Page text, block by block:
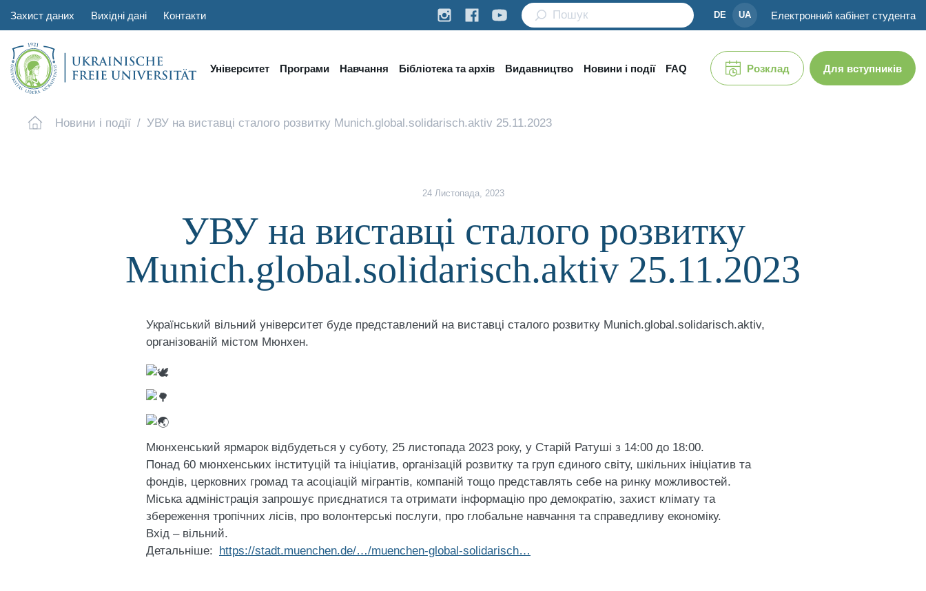
Захист даних Вихідні дані Контакти DE UA Електронний кабінет студента
Університет Програми Навчання Бібліотека та архів Видавництво Новини і події FAQ Розклад Для вступників
Новини і події УВУ на виставці сталого розвитку Munich.global.solidarisch.aktiv 25.11.2023
24 Листопада, 2023
УВУ на виставці сталого розвитку
Munich.global.solidarisch.aktiv 25.11.2023
Український вільний університет буде представлений на виставці сталого розвитку Munich.global.solidarisch.aktiv,
організованій містом Мюнхен.
Мюнхенський ярмарок відбудеться у суботу, 25 листопада 2023 року, у Старій Ратуші з 14:00 до 18:00.
Понад 60 мюнхенських інституцій та ініціатив, організацій розвитку та груп єдиного світу, шкільних ініціатив та
фондів, церковних громад та асоціацій мігрантів, компаній тощо представлять себе на ринку можливостей.
Міська адміністрація запрошує приєднатися та отримати інформацію про демократію, захист клімату та
збереження тропічних лісів, про волонтерські послуги, про глобальне навчання та справедливу економіку.
Вхід – вільний.
Детальніше: https://stadt.muenchen.de/…/muenchen-global-solidarisch…